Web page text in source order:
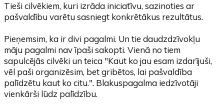
Tieši cilvēkiem, kuri izrāda iniciatīvu, sazinoties ar
pašvaldību varētu sasniegt konkrētākus rezultātus.
Pieņemsim, ka ir divi pagalmi. Un tie daudzdzīvokļu
māju pagalmi nav īpaši sakopti. Vienā no tiem
sapulcējās cilvēki un teica "Kaut ko jau esam izdarījuši,
vēl paši organizēsim, bet gribētos, lai pašvaldība
palīdzētu kaut ko citu.". Blakuspagalma iedzīvotāji
vienkārši lūdz palīdzību.